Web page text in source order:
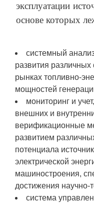
эксплуатации
основе которых
системный
развития
рынках топливно-
мощностей
мониторинг и
внешних и
верификационные
развитием
потенциала
электрической
машиностроения,
достижения научно-
система